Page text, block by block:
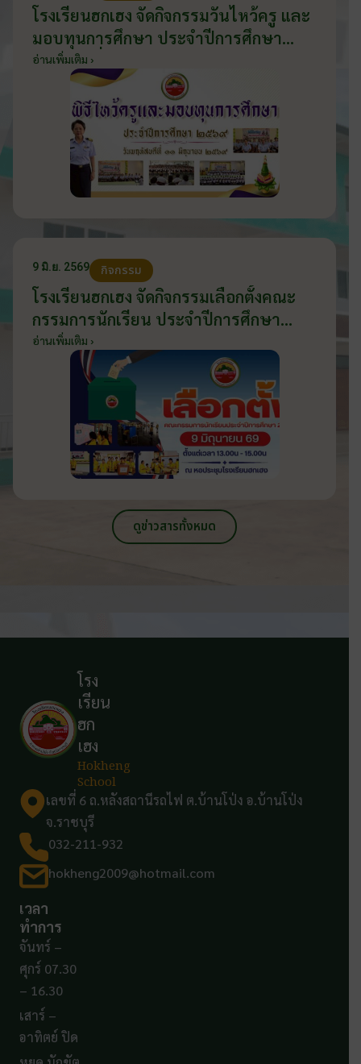
โรงเรียนฮกเฮง จัดกิจกรรมวันไหว้ครู และ
มอบทุนการศึกษา ประจำปีการศึกษา
2569 วันที่ 11 มิถุนายน 2569
อ่านเพิ่มเติม ›
9 มิ.ย. 2569 กิจกรรม
โรงเรียนฮกเฮง จัดกิจกรรมเลือกตั้งคณะ
กรรมการนักเรียน ประจำปีการศึกษา
2569 ส่งเสริมประชาธิปไตยในโรงเรียน
วันที่ 9 มิถุนายน 2569
อ่านเพิ่มเติม ›
ดูข่าวสารทั้งหมด
โรง
เรียน
ฮก
เฮง
Hokheng
School
เลขที่ 6 ถ.หลังสถานีรถไฟ ต.บ้านโป่ง อ.บ้านโป่ง
จ.ราชบุรี
032-211-932
hokheng2009@hotmail.com
เวลา
ทำการ
จันทร์ –
ศุกร์ 07.30
– 16.30
เสาร์ –
อาทิตย์ ปิด